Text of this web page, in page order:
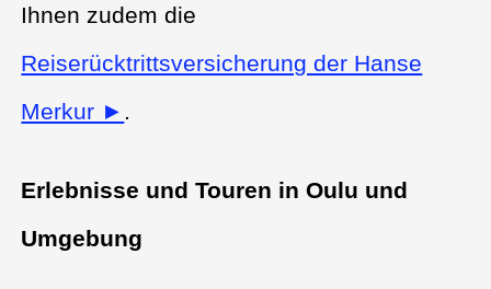
Ihnen zudem die
Reiserücktrittsversicherung der Hanse
Merkur ► .
Erlebnisse und Touren in Oulu und
Umgebung